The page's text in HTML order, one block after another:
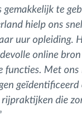
gemakkelijk te
hielp ons
uur opleiding.
online
functies. Met
geïdentificeerd
die